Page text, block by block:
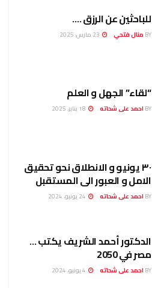
للباحثين عن الرزق ….
BY منال فتحي
“لقاء” الجهل و العلم
BY احمد على شحاته
٣٠ يونيو و الانطلاق نحو تحقيق
الامل و العبور الى المستقبل
BY احمد على شحاته
الدكتور أحمد الشريف يكتب …
مصر في 2050
BY احمد على شحاته